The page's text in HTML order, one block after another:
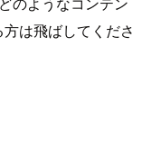
は飛ばしてくださ